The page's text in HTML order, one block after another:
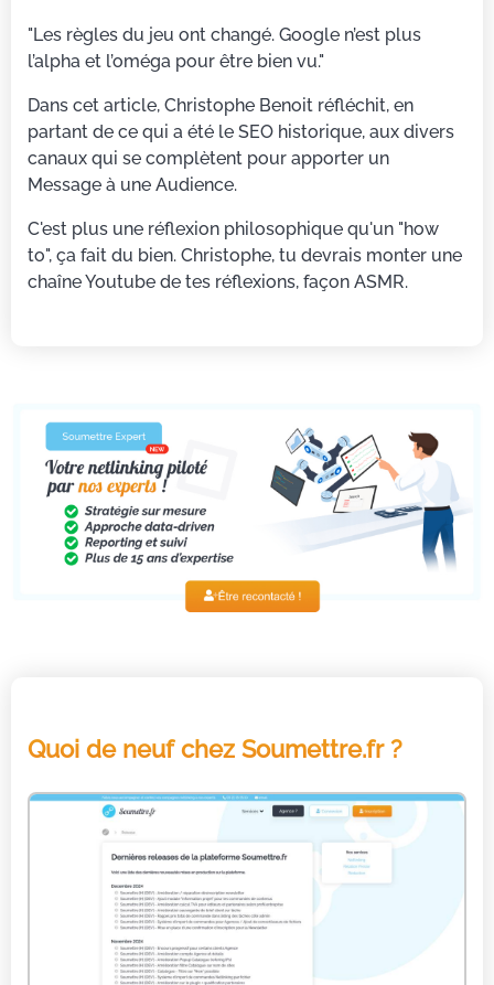
"Les règles du jeu ont changé. Google n’est plus
l’alpha et l’oméga pour être bien vu."
Dans cet article, Christophe Benoit réfléchit, en
partant de ce qui a été le SEO historique, aux divers
canaux qui se complètent pour apporter un
Message à une Audience.
C'est plus une réflexion philosophique qu'un "how
to", ça fait du bien. Christophe, tu devrais monter une
chaîne Youtube de tes réflexions, façon ASMR.
Quoi de neuf chez Soumettre.fr ?